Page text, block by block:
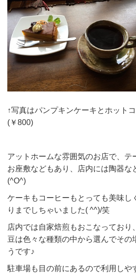
↑写真はパンプキンケーキとホット
(￥800)
アットホームな雰囲気のお店で、テ
お座敷などもあり、店内には陶器な
(^O^)
ケーキもコーヒーもとっても美味し
りまでしちゃいました( ^^)/笑
店内では自家焙煎もおこなっており
豆は色々な種類の中から選んでその
うです♪
駐車場も目の前にあるので利用しや